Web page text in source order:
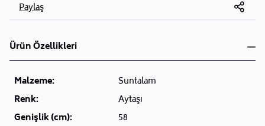
Paylaş
Ürün Özellikleri
Malzeme:
Suntalam
Renk:
Aytaşı
Genişlik (cm):
58